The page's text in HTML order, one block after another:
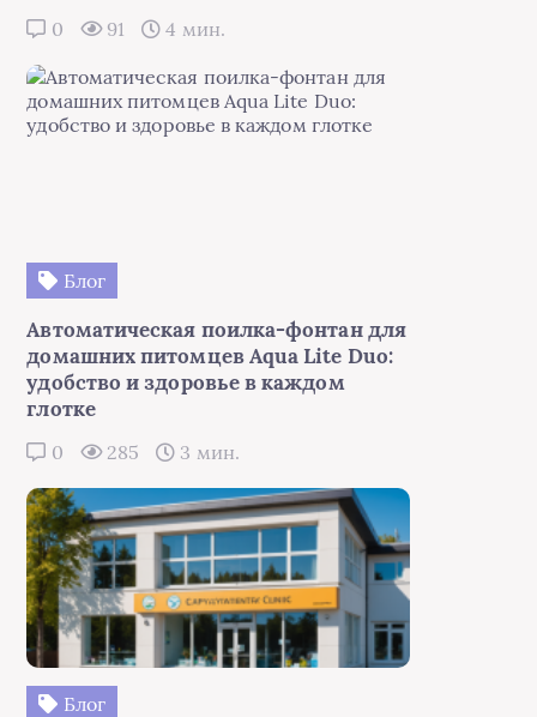
0 91 4 мин.
Блог
Автоматическая поилка-фонтан для
домашних питомцев Aqua Lite Duo:
удобство и здоровье в каждом
глотке
0 285 3 мин.
Блог